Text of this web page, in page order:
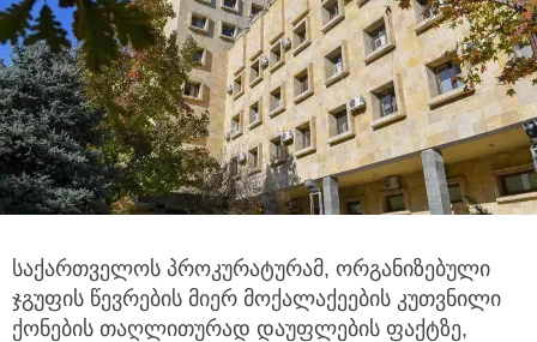
საქართველოს პროკურატურამ, ორგანიზებული
ჯგუფის წევრების მიერ მოქალაქეების კუთვნილი
ქონების თაღლითურად დაუფლების ფაქტზე,